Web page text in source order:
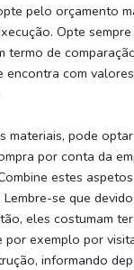
pelo orçamento
Opte
termo de
encontra com
materiais, pode
por conta da
estes aspetos
se que
eles costumam
por exemplo por
informando